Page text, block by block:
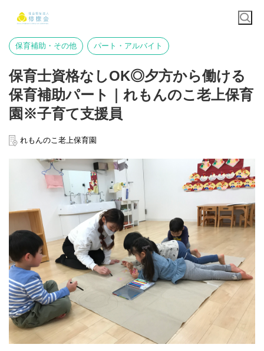
保育補助・その他 パート・アルバイト
保育士資格なしOK◎夕方から働ける
保育補助パート｜れもんのこ老上保育
園※子育て支援員
れもんのこ老上保育園